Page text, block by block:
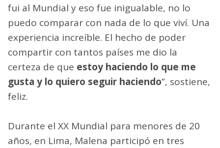
fui al Mundial y eso fue inigualable, no lo
puedo comparar con nada de lo que viví. Una
experiencia increíble. El hecho de poder
compartir con tantos países me dio la
certeza de que estoy haciendo lo que me
gusta y lo quiero seguir haciendo”, sostiene,
feliz.
Durante el XX Mundial para menores de 20
años, en Lima, Malena participó en tres